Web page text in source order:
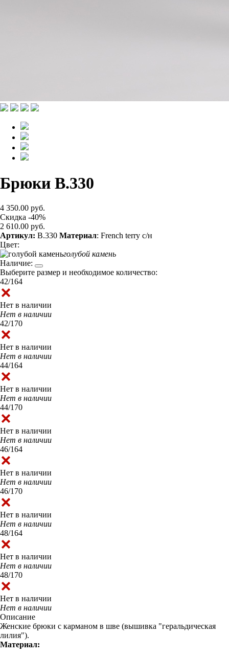
Брюки B.330
4 350.00 руб.
Скидка -40%
2 610.00 руб.
Артикул: B.330 Материал: French terry с/н
Цвет:
голубой камень
Наличие:
Выберите размер и необходимое количество:
42/164
Нет в наличии
Нет в наличии
42/170
Нет в наличии
Нет в наличии
44/164
Нет в наличии
Нет в наличии
44/170
Нет в наличии
Нет в наличии
46/164
Нет в наличии
Нет в наличии
46/170
Нет в наличии
Нет в наличии
48/164
Нет в наличии
Нет в наличии
48/170
Нет в наличии
Нет в наличии
Описание
Женские брюки с карманом в шве (вышивка "геральдическая
лилия").
Материал: